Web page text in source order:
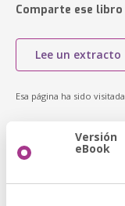
Comparte ese libro
Lee un extracto
Esa página ha sido visitada
Versión
eBook